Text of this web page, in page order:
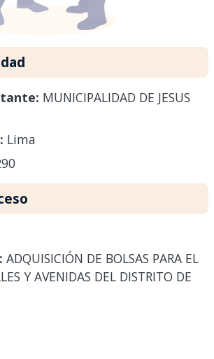
MUNICIPALIDAD DE JESUS
Lima
ADQUISICIÓN DE BOLSAS PARA EL
Y AVENIDAS DEL DISTRITO DE